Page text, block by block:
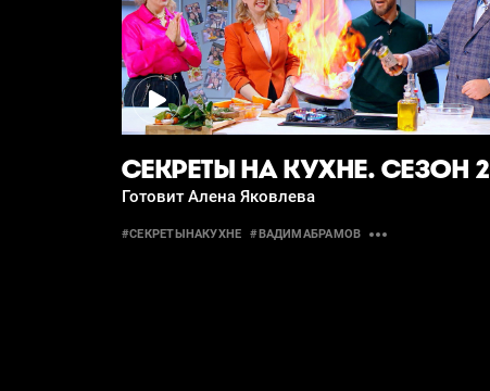
СЕКРЕТЫ НА КУХНЕ. СЕЗОН 2
Готовит Алена Яковлева
#СЕКРЕТЫНАКУХНЕ #ВАДИМАБРАМОВ